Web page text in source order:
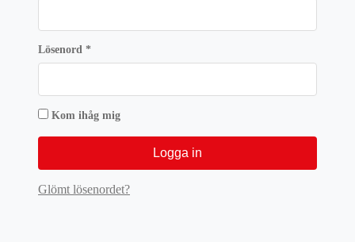
Lösenord *Obligatoriskt
Kom ihåg mig
Logga in
Glömt lösenordet?